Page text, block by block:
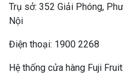
Trụ sở: 352 Giải Phóng,
Nội
Điện thoại: 1900 2268
Hệ thống cửa hàng Fuji Fruit: